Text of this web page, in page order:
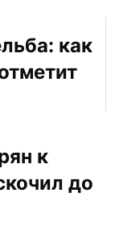
как
к
до